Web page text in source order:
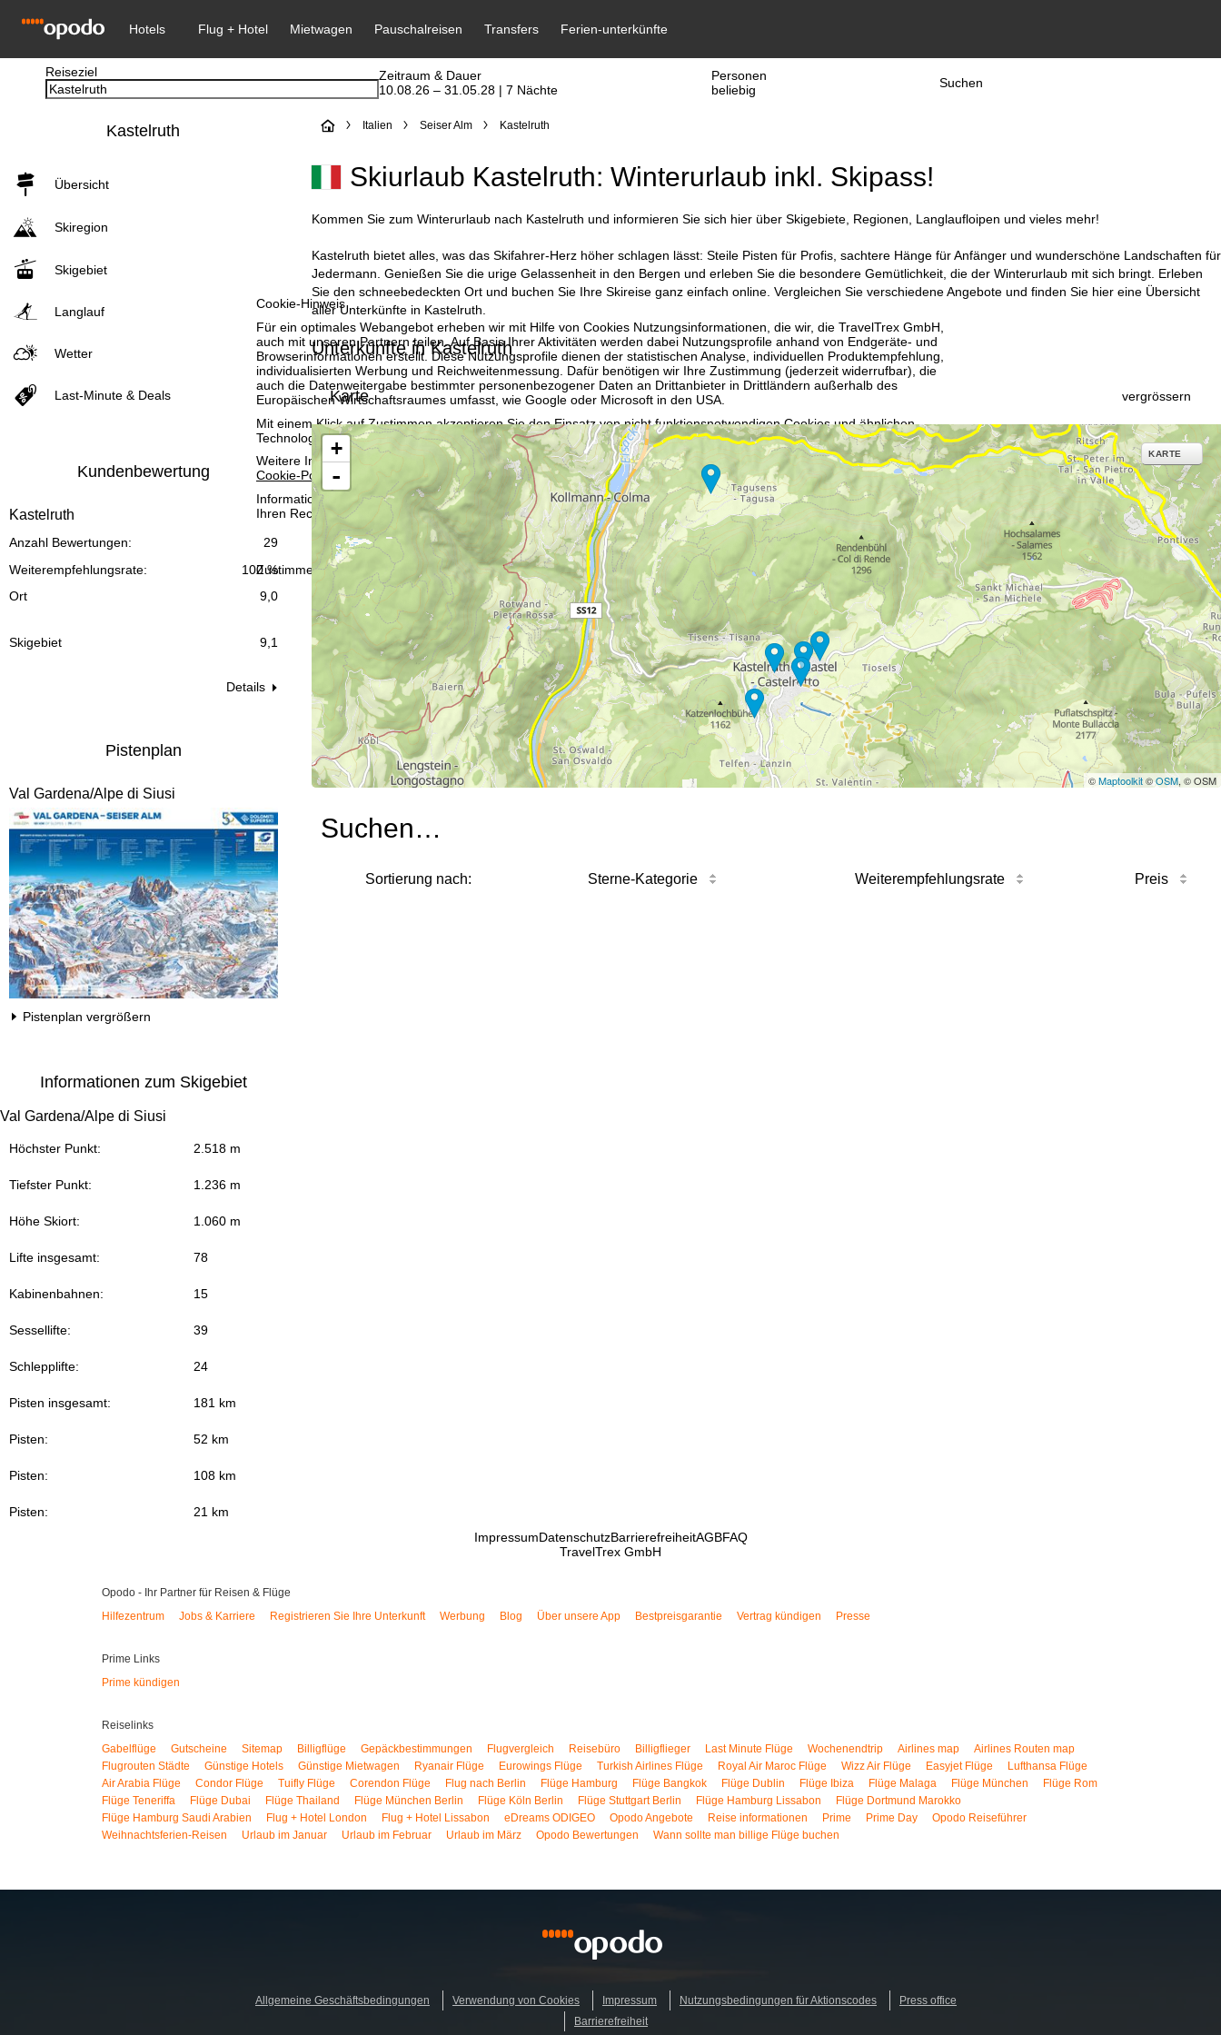
Cookie-Hinweis
Für ein optimales Webangebot erheben wir mit Hilfe von Cookies Nutzungsinformationen, die wir, die TravelTrex GmbH,
auch mit unseren Partnern teilen. Auf Basis Ihrer Aktivitäten werden dabei Nutzungsprofile anhand von Endgeräte- und
Browserinformationen erstellt. Diese Nutzungsprofile dienen der statistischen Analyse, individuellen Produktempfehlung,
individualisierten Werbung und Reichweitenmessung. Dafür benötigen wir Ihre Zustimmung (jederzeit widerrufbar), die
auch die Datenweitergabe bestimmter personenbezogener Daten an Drittanbieter in Drittländern außerhalb des
Europäischen Wirtschaftsraumes umfasst, wie Google oder Microsoft in den USA.
Mit einem Klick aufZustimmenakzeptieren Sie den Einsatz von nicht funktionsnotwendigen Cookies und ähnlichen
Technologien. Wenn Sie
Ablehnen
klicken, verwenden wir nur technisch und zur Vertragserfüllung notwendige Dienste.
Weitere Informationen zur Cookienutzung und die Möglichkeit zur Änderung Ihrer Einstellungen finden Sie in unserer
Cookie-Policy.
Informationen zum Verantwortlichen finden Sie in unseremImpressum . Informationen zu den Verarbeitungszwecken und
Ihren Rechten finden Sie in unsererDatenschutzerklärung.
Zustimmen
Reiseziel
Zeitraum & Dauer
10.08.26 – 31.05.28 | 7 Nächte
Personen
beliebig
Suchen
Kastelruth
Übersicht
Skiregion
Skigebiet
Langlauf
Wetter
Last-Minute & Deals
Kundenbewertung
Kastelruth
29
Anzahl Bewertungen:
100 %
Weiterempfehlungsrate:
Ort
9,0
Skigebiet 9,1
Details
Pistenplan
Val Gardena/Alpe di Siusi
Pistenplan vergrößern
Informationen zum Skigebiet
Val Gardena/Alpe di Siusi
Höchster Punkt: 2.518 m
Tiefster Punkt: 1.236 m
Höhe Skiort: 1.060 m
Lifte insgesamt: 78
Kabinenbahnen: 15
Sessellifte: 39
Schlepplifte: 24
Pisten insgesamt: 181 km
Pisten: 52 km
Pisten: 108 km
Pisten: 21 km
S
t
t
s
e
i
t
e
Italien Seiser Alm Kastelruth
Skiurlaub Kastelruth: Winterurlaub inkl. Skipass!
Kommen Sie zum Winterurlaub nach Kastelruth und informieren Sie sich hier über Skigebiete, Regionen, Langlaufloipen und vieles mehr!
Kastelruth bietet alles, was das Skifahrer-Herz höher schlagen lässt: Steile Pisten für Profis, sachtere Hänge für Anfänger und wunderschöne Landschaften für
Jedermann. Genießen Sie die urige Gelassenheit in den Bergen und erleben Sie die besondere Gemütlichkeit, die der Winterurlaub mit sich bringt. Erleben
Sie den schneebedeckten Ort und buchen Sie Ihre Skireise ganz einfach online. Vergleichen Sie verschiedene Angebote und finden Sie hier eine Übersicht
aller Unterkünfte in Kastelruth.
Unterkünfte in Kastelruth
Karte vergrössern
+
-
KARTE
©Maptoolkit©OSM, © OSM
Suchen…
Sortierung nach: Sterne-Kategorie Weiterempfehlungsrate Preis
ImpressumDatenschutzBarrierefreiheitAGBFAQ
TravelTrex GmbH